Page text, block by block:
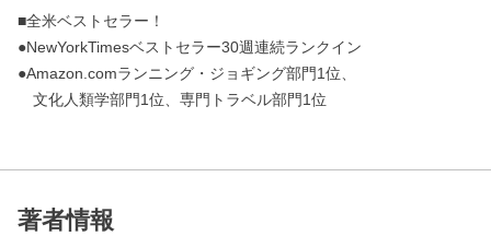
■全米ベストセラー！
●NewYorkTimesベストセラー30週連続ランクイン
●Amazon.comランニング・ジョギング部門1位、
文化人類学部門1位、専門トラベル部門1位
著者情報